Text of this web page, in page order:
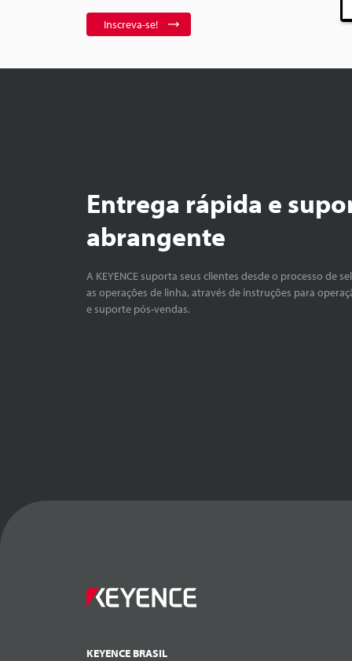
Inscreva-se!
Entrega rápida e
abrangente
A KEYENCE suporta seus clientes desde o processo de
as operações de linha, através de instruções para
e suporte pós-vendas.
KEYENCE BRASIL